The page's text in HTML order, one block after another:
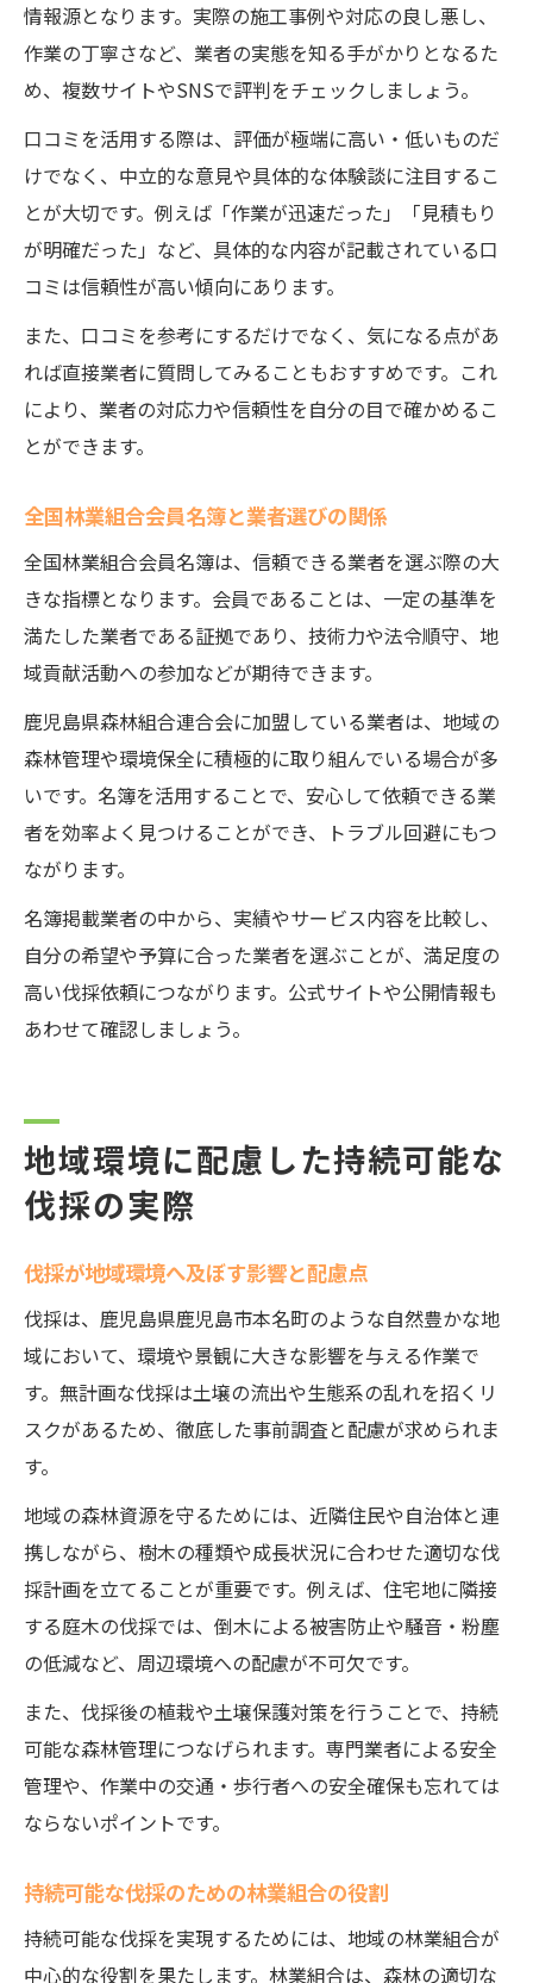
情報源となります。実際の施工事例や対応の良し悪し、
作業の丁寧さなど、業者の実態を知る手がかりとなるた
め、複数サイトやSNSで評判をチェックしましょう。
口コミを活用する際は、評価が極端に高い・低いものだ
けでなく、中立的な意見や具体的な体験談に注目するこ
とが大切です。例えば「作業が迅速だった」「見積もり
が明確だった」など、具体的な内容が記載されている口
コミは信頼性が高い傾向にあります。
また、口コミを参考にするだけでなく、気になる点があ
れば直接業者に質問してみることもおすすめです。これ
により、業者の対応力や信頼性を自分の目で確かめるこ
とができます。
全国林業組合会員名簿と業者選びの関係
全国林業組合会員名簿は、信頼できる業者を選ぶ際の大
きな指標となります。会員であることは、一定の基準を
満たした業者である証拠であり、技術力や法令順守、地
域貢献活動への参加などが期待できます。
鹿児島県森林組合連合会に加盟している業者は、地域の
森林管理や環境保全に積極的に取り組んでいる場合が多
いです。名簿を活用することで、安心して依頼できる業
者を効率よく見つけることができ、トラブル回避にもつ
ながります。
名簿掲載業者の中から、実績やサービス内容を比較し、
自分の希望や予算に合った業者を選ぶことが、満足度の
高い伐採依頼につながります。公式サイトや公開情報も
あわせて確認しましょう。
地域環境に配慮した持続可能な
伐採の実際
伐採が地域環境へ及ぼす影響と配慮点
伐採は、鹿児島県鹿児島市本名町のような自然豊かな地
域において、環境や景観に大きな影響を与える作業で
す。無計画な伐採は土壌の流出や生態系の乱れを招くリ
スクがあるため、徹底した事前調査と配慮が求められま
す。
地域の森林資源を守るためには、近隣住民や自治体と連
携しながら、樹木の種類や成長状況に合わせた適切な伐
採計画を立てることが重要です。例えば、住宅地に隣接
する庭木の伐採では、倒木による被害防止や騒音・粉塵
の低減など、周辺環境への配慮が不可欠です。
また、伐採後の植栽や土壌保護対策を行うことで、持続
可能な森林管理につなげられます。専門業者による安全
管理や、作業中の交通・歩行者への安全確保も忘れては
ならないポイントです。
持続可能な伐採のための林業組合の役割
持続可能な伐採を実現するためには、地域の林業組合が
中心的な役割を果たします。林業組合は、森林の適切な